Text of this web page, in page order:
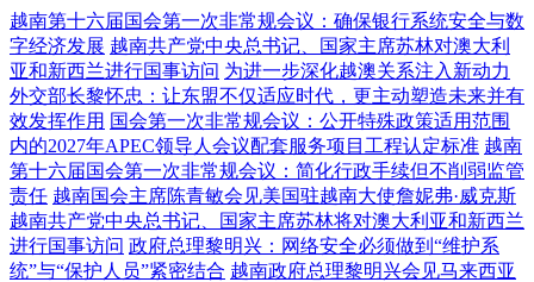
越南第十六届国会第一次非常规会议：确保银行系统安全与数
字经济发展 越南共产党中央总书记、国家主席苏林对澳大利
亚和新西兰进行国事访问 为进一步深化越澳关系注入新动力
外交部长黎怀忠：让东盟不仅适应时代，更主动塑造未来并有
效发挥作用 国会第一次非常规会议：公开特殊政策适用范围
内的2027年APEC领导人会议配套服务项目工程认定标准 越南
第十六届国会第一次非常规会议：简化行政手续但不削弱监管
责任 越南国会主席陈青敏会见美国驻越南大使詹妮弗·威克斯
越南共产党中央总书记、国家主席苏林将对澳大利亚和新西兰
进行国事访问 政府总理黎明兴：网络安全必须做到“维护系
统”与“保护人员”紧密结合 越南政府总理黎明兴会见马来西亚